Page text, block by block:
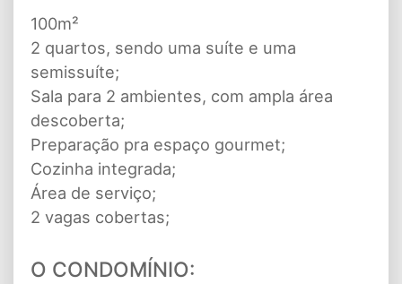
100m²
2 quartos, sendo uma suíte e uma
semissuíte;
Sala para 2 ambientes, com ampla área
descoberta;
Preparação pra espaço gourmet;
Cozinha integrada;
Área de serviço;
2 vagas cobertas;
O CONDOMÍNIO: